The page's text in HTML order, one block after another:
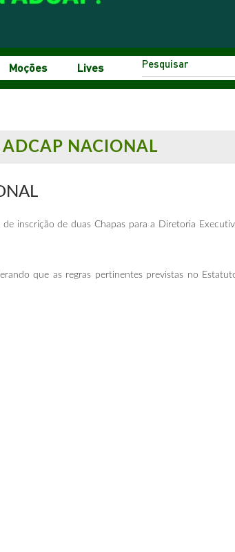
Moções Lives
ADCAP NACIONAL
inscrição de duas Chapas para a Diretoria
que as regras pertinentes previstas no